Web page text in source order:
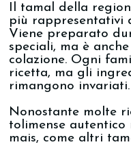
Il tamal della
più rappresentativi
Viene preparato
speciali, ma è
colazione. Ogni
ricetta, ma gli
rimangono invariati.
Nonostante molte
tolimense
mais, come altri